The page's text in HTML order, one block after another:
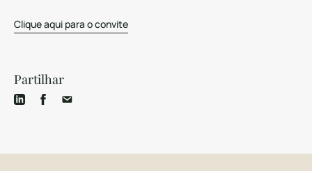
Clique aqui para o convite
Partilhar